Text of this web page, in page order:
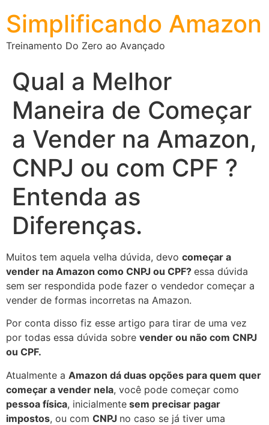
Simplificando Amazon
Treinamento Do Zero ao Avançado
Qual a Melhor
Maneira de Começar
a Vender na Amazon,
CNPJ ou com CPF ?
Entenda as
Diferenças.
Muitos tem aquela velha dúvida, devo começar a
vender na Amazon como CNPJ ou CPF? essa dúvida
sem ser respondida pode fazer o vendedor começar a
vender de formas incorretas na Amazon.
Por conta disso fiz esse artigo para tirar de uma vez
por todas essa dúvida sobre vender ou não com CNPJ
ou CPF.
Atualmente a Amazon dá duas opções para quem quer
começar a vender nela, você pode começar como
pessoa física, inicialmente sem precisar pagar
impostos, ou com CNPJ no caso se já tiver uma